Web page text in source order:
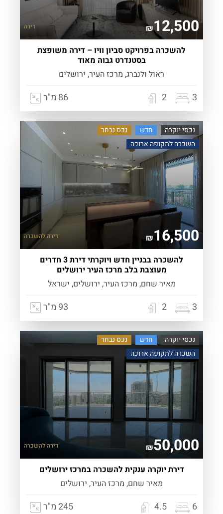
₪12,500 דירה
להשכרה בפרויקט סביון וויו – דירה משופצת
בסטנדרט גבוה מאוד
ראול ולנברג, מרכז העיר, ירושלים
3
2 86 מ"ר
נכסי יוקרה חדש
נכס נבחר
השכרה לתקופה ארוכה
₪16,500 דירהלהשכרה
להשכרה בבניין חדש ויוקרתי דירת 3 חדרים
מעוצבת בלב מרכז העיר ירושלים
מאיר שחם, מרכז העיר, ירושלים, ישראל
3
2 93 מ"ר
נכסי יוקרה חדש
נכס נבחר
השכרה לתקופה ארוכה
₪50,000 דירהלהשכרה
דירת יוקרה ענקית להשכרה במרכז ירושלים
מאיר שחם, מרכז העיר, ירושלים
6
4.5 245 מ"ר